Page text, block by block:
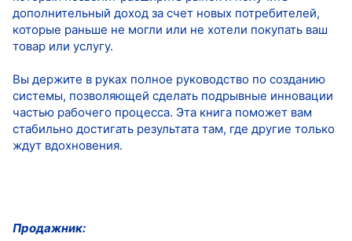
дополнительный доход за счет новых потребителей,
которые раньше не могли или не хотели покупать ваш
товар или услугу.
Вы держите в руках полное руководство по созданию
системы, позволяющей сделать подрывные инновации
частью рабочего процесса. Эта книга поможет вам
стабильно достигать результата там, где другие только
ждут вдохновения.
Продажник: